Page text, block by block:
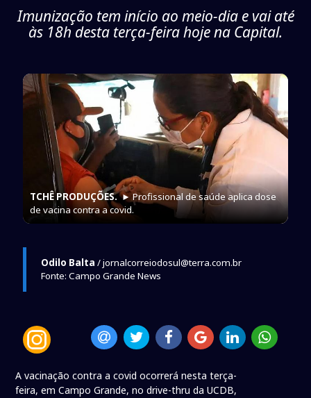
Imunização tem início ao meio-dia e vai até
às 18h desta terça-feira hoje na Capital.
TCHÊ PRODUÇÕES.► Profissional de saúde aplica dose
de vacina contra a covid.
Odilo Balta / jornalcorreiodosul@terra.com.br
Fonte: Campo Grande News
A vacinação contra a covid ocorrerá nesta terça-
feira, em Campo Grande, no drive-thru da UCDB,